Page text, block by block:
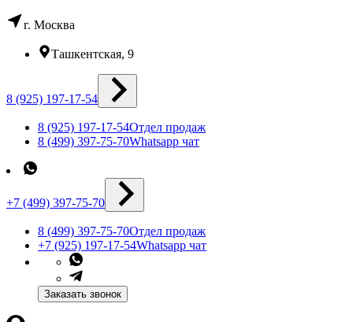
г. Москва
Ташкентская, 9
8 (925) 197-17-54
8 (925) 197-17-54Отдел продаж
8 (499) 397-75-70Whatsapp чат
+7 (499) 397-75-70
8 (499) 397-75-70Отдел продаж
+7 (925) 197-17-54Whatsapp чат
Заказать звонок